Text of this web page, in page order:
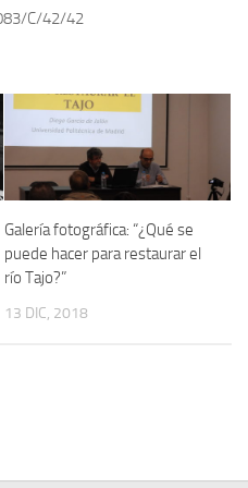
en Talavera de la Reina (1937-
1947 | Buscador
de Tembleque
C/42/42
Galería fotográfica: “¿Qué se
puede hacer para restaurar el
río Tajo?”
13 DIC, 2018